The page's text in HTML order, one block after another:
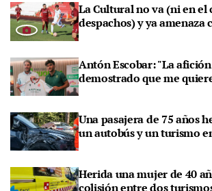
La Cultural no va (ni en el
despachos) y ya amenaza
Antón Escobar: "La
demostrado que me
Una pasajera de 75 años
un autobús y un turismo
Herida una mujer de 40
colisión entre dos